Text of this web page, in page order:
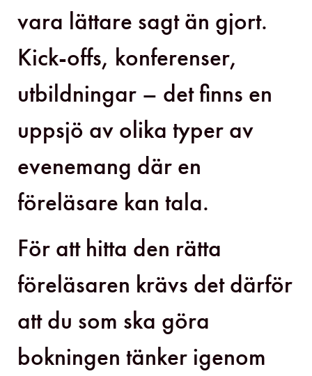
vara lättare sagt än gjort.
Kick-offs, konferenser,
utbildningar – det finns en
uppsjö av olika typer av
evenemang där en
föreläsare kan tala.
För att hitta den rätta
föreläsaren krävs det därför
att du som ska göra
bokningen tänker igenom